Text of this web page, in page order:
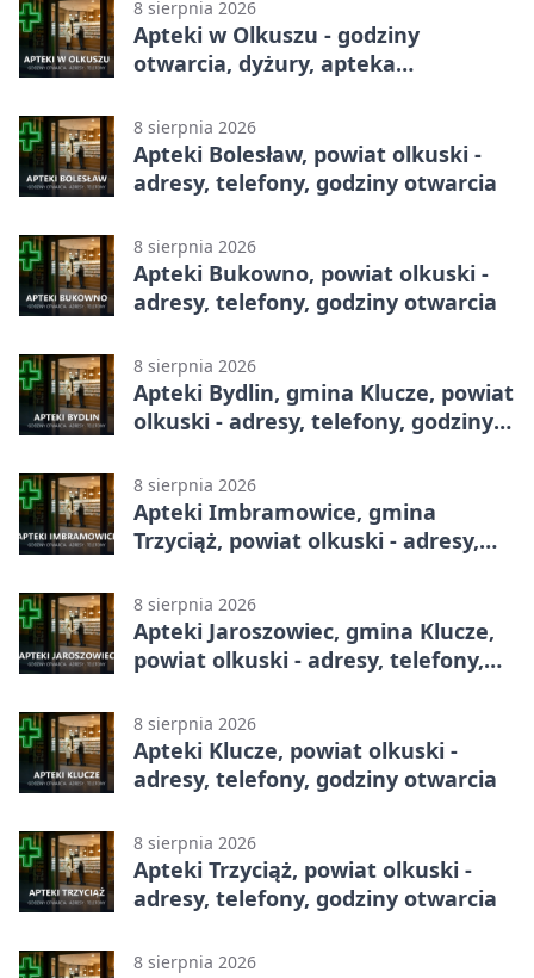
8 sierpnia 2026
Apteki w Olkuszu - godziny
otwarcia, dyżury, apteka
8 sierpnia 2026
Apteki Bolesław, powiat olkuski -
adresy, telefony, godziny otwarcia
8 sierpnia 2026
Apteki Bukowno, powiat olkuski -
adresy, telefony, godziny otwarcia
8 sierpnia 2026
Apteki Bydlin, gmina Klucze, powiat
olkuski - adresy, telefony, godziny
8 sierpnia 2026
Apteki Imbramowice, gmina
Trzyciąż, powiat olkuski - adresy,
8 sierpnia 2026
Apteki Jaroszowiec, gmina Klucze,
powiat olkuski - adresy, telefony,
8 sierpnia 2026
Apteki Klucze, powiat olkuski -
adresy, telefony, godziny otwarcia
8 sierpnia 2026
Apteki Trzyciąż, powiat olkuski -
adresy, telefony, godziny otwarcia
8 sierpnia 2026